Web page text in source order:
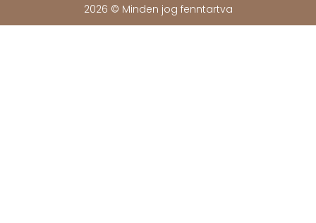
2026 © Minden jog fenntartva